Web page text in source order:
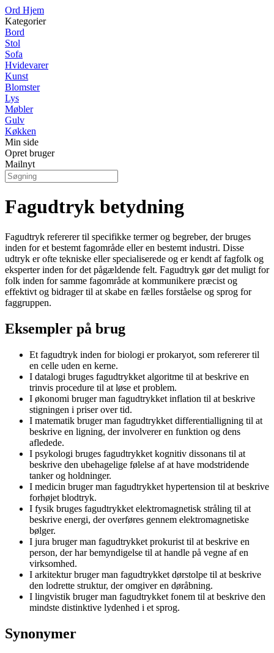
Ord Hjem
Kategorier
Bord
Stol
Sofa
Hvidevarer
Kunst
Blomster
Lys
Møbler
Gulv
Køkken
Min side
Opret bruger
Mailnyt
Fagudtryk betydning
Fagudtryk refererer til specifikke termer og begreber, der bruges
inden for et bestemt fagområde eller en bestemt industri. Disse
udtryk er ofte tekniske eller specialiserede og er kendt af fagfolk og
eksperter inden for det pågældende felt. Fagudtryk gør det muligt for
folk inden for samme fagområde at kommunikere præcist og
effektivt og bidrager til at skabe en fælles forståelse og sprog for
faggruppen.
Eksempler på brug
Et fagudtryk inden for biologi er prokaryot, som refererer til
en celle uden en kerne.
I datalogi bruges fagudtrykket algoritme til at beskrive en
trinvis procedure til at løse et problem.
I økonomi bruger man fagudtrykket inflation til at beskrive
stigningen i priser over tid.
I matematik bruger man fagudtrykket differentialligning til at
beskrive en ligning, der involverer en funktion og dens
afledede.
I psykologi bruges fagudtrykket kognitiv dissonans til at
beskrive den ubehagelige følelse af at have modstridende
tanker og holdninger.
I medicin bruger man fagudtrykket hypertension til at beskrive
forhøjet blodtryk.
I fysik bruges fagudtrykket elektromagnetisk stråling til at
beskrive energi, der overføres gennem elektromagnetiske
bølger.
I jura bruger man fagudtrykket prokurist til at beskrive en
person, der har bemyndigelse til at handle på vegne af en
virksomhed.
I arkitektur bruger man fagudtrykket dørstolpe til at beskrive
den lodrette struktur, der omgiver en døråbning.
I lingvistik bruger man fagudtrykket fonem til at beskrive den
mindste distinktive lydenhed i et sprog.
Synonymer